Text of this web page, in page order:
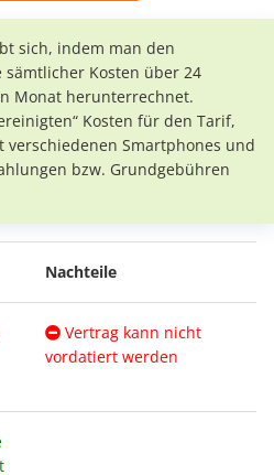
sich, indem man den
sämtlicher Kosten über 24
Monat herunterrechnet.
Kosten für den Tarif,
Smartphones und
bzw. Grundgebühren
Nachteile
Vertrag kann nicht
vordatiert werden